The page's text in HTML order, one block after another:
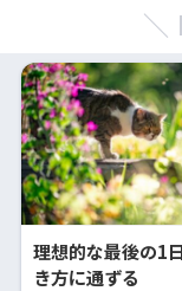
＼
理想的な最後の1
き方に通ずる